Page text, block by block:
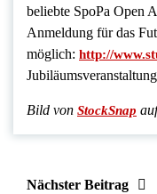
beliebte SpoPa Open
Anmeldung für das
möglich: http://
Bild von StockSnap
Nächster Beitrag